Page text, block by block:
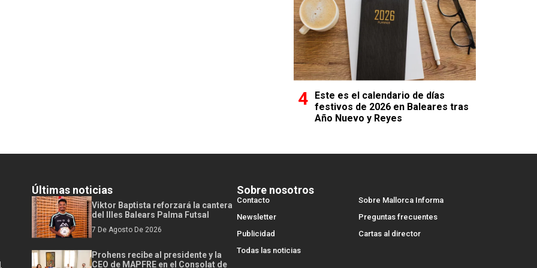
Este es el calendario de días
festivos de 2026 en Baleares tras
Año Nuevo y Reyes
Últimas noticias
Viktor Baptista reforzará la cantera
del Illes Balears Palma Futsal
7 De Agosto De 2026
Prohens recibe al presidente y la
CEO de MAPFRE en el Consolat de
Sobre nosotros
Contacto
Sobre Mallorca Informa
Newsletter
Preguntas frecuentes
Publicidad
Cartas al director
Todas las noticias